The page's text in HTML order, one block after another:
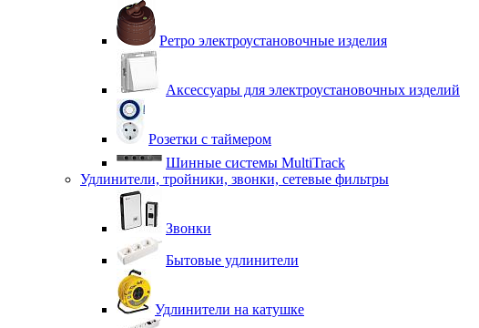
Ретро электроустановочные изделия
Аксессуары для электроустановочных изделий
Розетки с таймером
Шинные системы MultiTrack
Удлинители, тройники, звонки, сетевые фильтры
Звонки
Бытовые удлинители
Удлинители на катушке